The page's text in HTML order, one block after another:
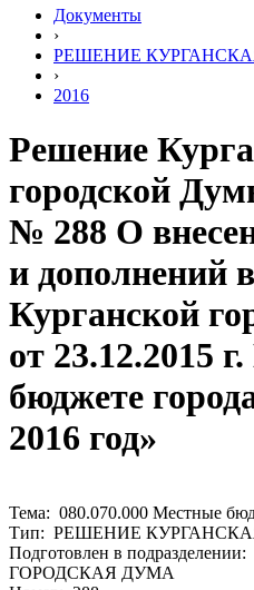
Документы
›
РЕШЕНИЕ
›
2016
Решение
городской
№ 288 О
и дополнений
Курганской
от 23.12.2015
бюджете
2016 год»
Тема: 080.070.000 Местные
Тип: РЕШЕНИЕ
Подготовлен в
ГОРОДСКАЯ ДУМА